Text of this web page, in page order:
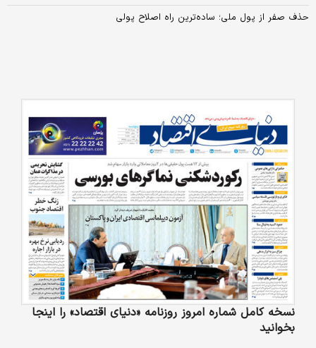
حذف صفر از پول ملی؛ ساده‌ترین راه اصلاح پولی
نسخه کامل شماره امروز روزنامه «دنیای‌ اقتصاد» را اینجا
بخوانید